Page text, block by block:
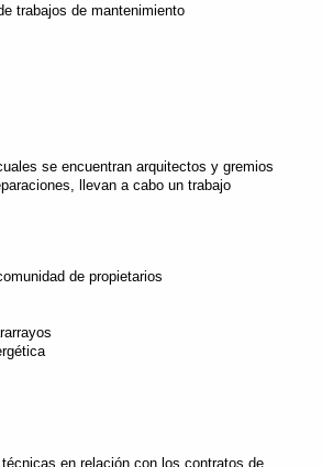
trabajos de mantenimiento
se encuentran arquitectos y gremios
llevan a cabo un trabajo
de propietarios
en relación con los contratos de